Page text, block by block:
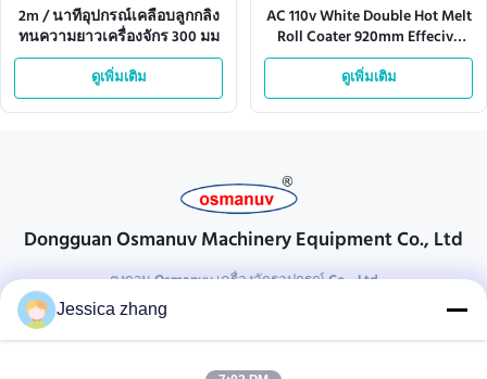
2m / นาทีอุปกรณ์เคลือบลูกกลิ้ง
ทนความยาวเครื่องจักร 300 มม
ดูเพิ่มเติม
AC 110v White Double Hot Melt
Roll Coater 920mm Effecive
Width
ดูเพิ่มเติม
Dongguan Osmanuv Machinery Equipment Co., Ltd
ตงกวน Osmanuv เครื่องจักรอุปกรณ์ Co. , Ltd
ติดต่อ
28 อุตสาหกรรมที่สอง Liu chong wei, Wanjiang, DongGuan,
Jessica zhang